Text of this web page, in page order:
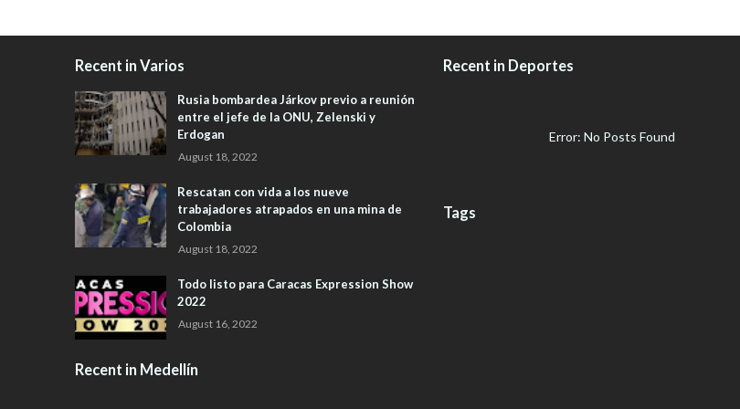
Recent in Varios
Rusia bombardea Járkov previo a reunión
entre el jefe de la ONU, Zelenski y
Erdogan
August 18, 2022
Rescatan con vida a los nueve
trabajadores atrapados en una mina de
Colombia
August 18, 2022
Todo listo para Caracas Expression Show
2022
August 16, 2022
Recent in Medellín
Recent in Deportes
Error: No Posts Found
Tags